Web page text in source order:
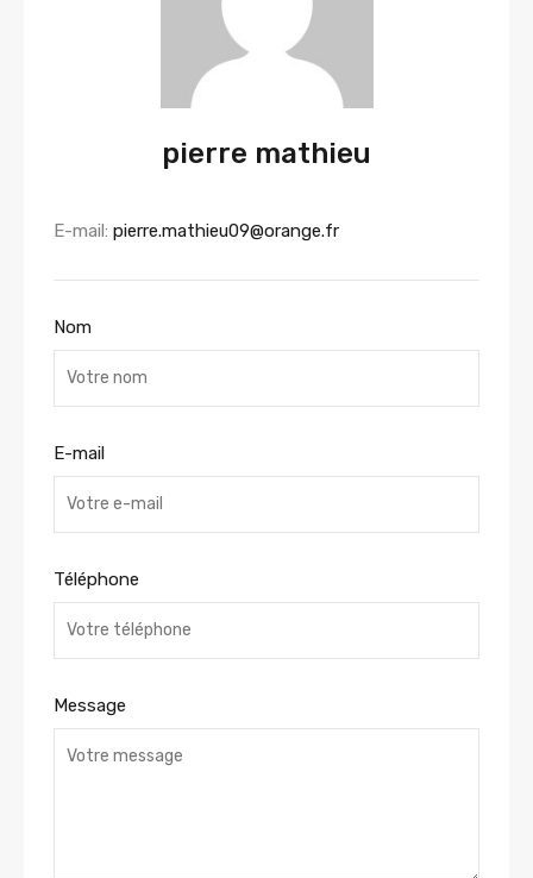
pierre mathieu
E-mail: pierre.mathieu09@orange.fr
Nom
E-mail
Téléphone
Message